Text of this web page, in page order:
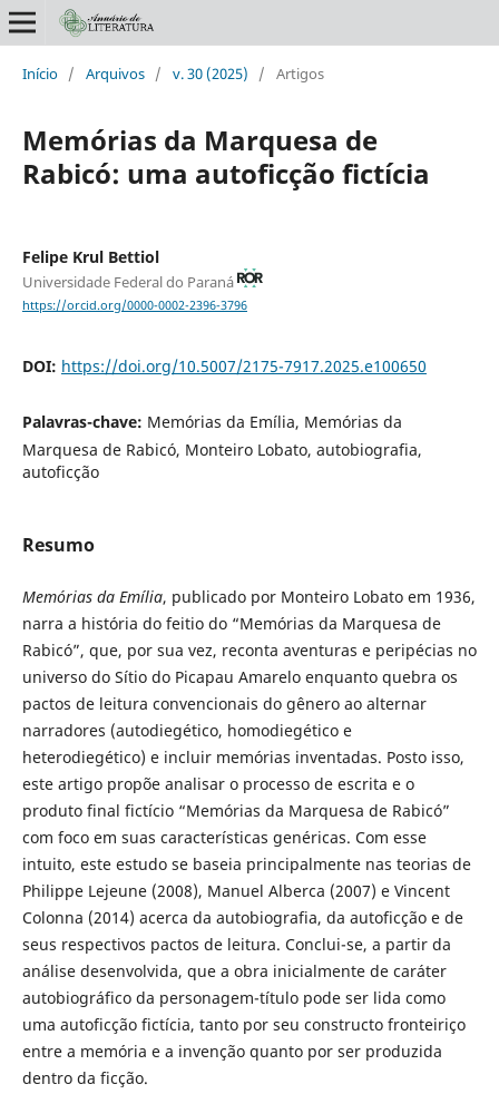
Início / Arquivos / v. 30 (2025) / Artigos
Memórias da Marquesa de
Rabicó: uma autoficção fictícia
Felipe Krul Bettiol
Universidade Federal do Paraná
https://orcid.org/0000-0002-2396-3796
DOI: https://doi.org/10.5007/2175-7917.2025.e100650
Palavras-chave: Memórias da Emília, Memórias da
Marquesa de Rabicó, Monteiro Lobato, autobiografia,
autoficção
Resumo
Memórias da Emília, publicado por Monteiro Lobato em 1936,
narra a história do feitio do “Memórias da Marquesa de
Rabicó”, que, por sua vez, reconta aventuras e peripécias no
universo do Sítio do Picapau Amarelo enquanto quebra os
pactos de leitura convencionais do gênero ao alternar
narradores (autodiegético, homodiegético e
heterodiegético) e incluir memórias inventadas. Posto isso,
este artigo propõe analisar o processo de escrita e o
produto final fictício “Memórias da Marquesa de Rabicó”
com foco em suas características genéricas. Com esse
intuito, este estudo se baseia principalmente nas teorias de
Philippe Lejeune (2008), Manuel Alberca (2007) e Vincent
Colonna (2014) acerca da autobiografia, da autoficção e de
seus respectivos pactos de leitura. Conclui-se, a partir da
análise desenvolvida, que a obra inicialmente de caráter
autobiográfico da personagem-título pode ser lida como
uma autoficção fictícia, tanto por seu constructo fronteiriço
entre a memória e a invenção quanto por ser produzida
dentro da ficção.